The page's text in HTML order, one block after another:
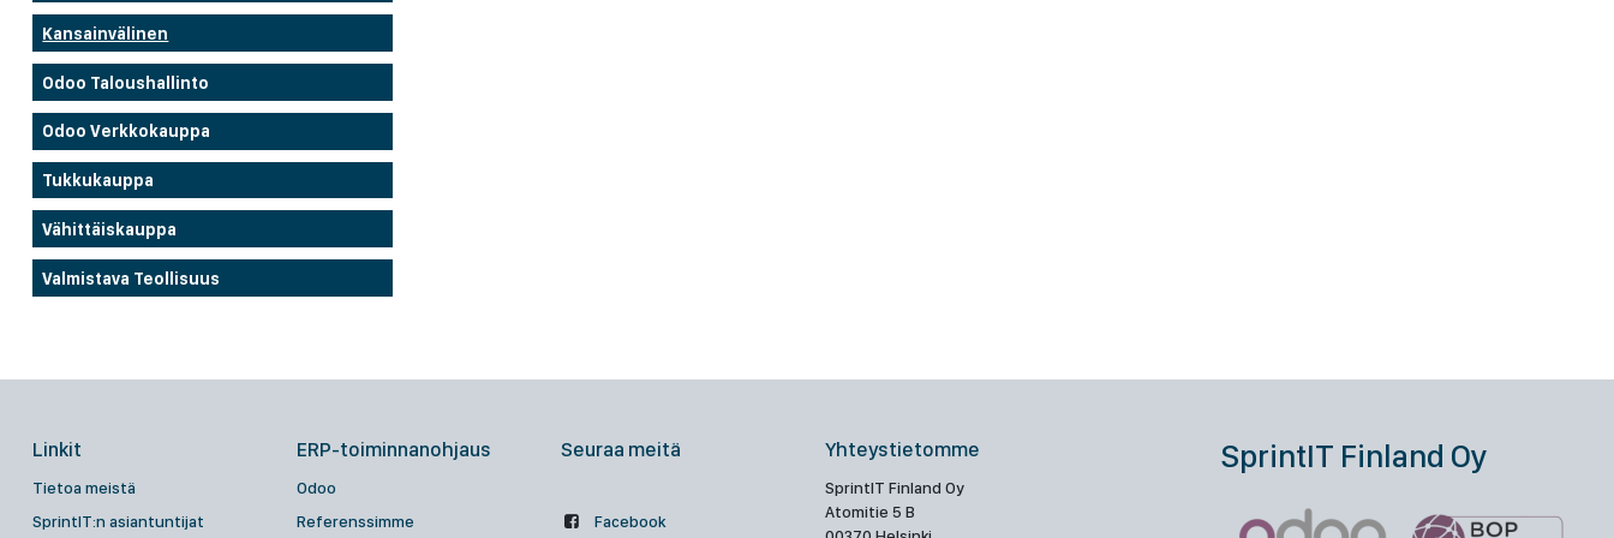
Kansainvälinen
Odoo Taloushallinto
Odoo Verkkokauppa
Tukkukauppa
Vähittäiskauppa
Valmistava Teollisuus
Linkit
Tietoa meistä
SprintIT:n asiantuntijat
ERP-toiminnanohjaus
Odoo
Referenssimme
Seuraa meitä
Facebook
Yhteystietomme
SprintIT Finland Oy
Atomitie 5 B
SprintIT Finland Oy